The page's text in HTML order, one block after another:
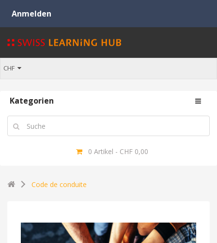
CHF
Kategorien
0 Artikel - CHF 0,00
Code de conduite